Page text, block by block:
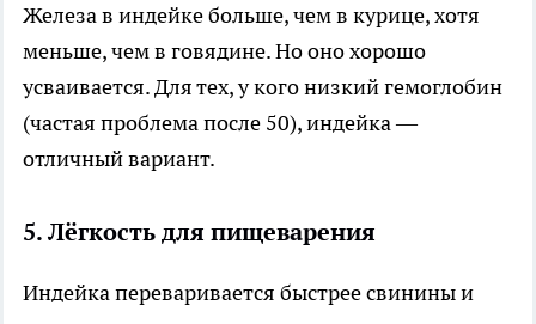
Железа в индейке больше, чем в курице, хотя
меньше, чем в говядине. Но оно хорошо
усваивается. Для тех, у кого низкий гемоглобин
(частая проблема после 50), индейка —
отличный вариант.
5. Лёгкость для пищеварения
Индейка переваривается быстрее свинины и